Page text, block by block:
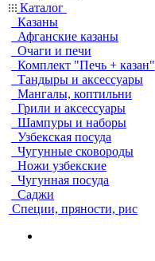
Каталог
Казаны
Афганские казаны
Очаги и печи
Комплект "Печь + казан"
Тандыры и аксессуары
Мангалы, коптильни
Грили и аксессуары
Шампуры и наборы
Узбекская посуда
Чугунные сковороды
Ножи узбекские
Чугунная посуда
Саджи
Специи, пряности, рис